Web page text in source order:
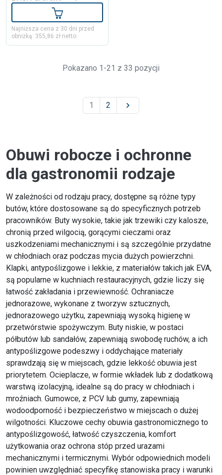
Dodaj do koszyka
Najniższa cena z 30 dni przed
obniżką: 355,86 zł netto
Pokazano 1-21 z 33 pozycji
1 2 
Obuwi robocze i ochronne
dla gastronomii rodzaje
W zależności od rodzaju pracy, dostępne są różne typy
butów, które dostosowane są do specyficznych potrzeb
pracowników. Buty wysokie, takie jak trzewiki czy kalosze,
chronią przed wilgocią, gorącymi cieczami oraz
uszkodzeniami mechanicznymi i są szczególnie przydatne
w chłodniach oraz podczas mycia dużych powierzchni.
Klapki, antypoślizgowe i lekkie, z materiałów takich jak EVA,
są popularne w kuchniach restauracyjnych, gdzie liczy się
łatwość zakładania i przewiewność. Ochraniacze
jednorazowe, wykonane z tworzyw sztucznych,
jednorazowego użytku, zapewniają wysoką higienę w
przetwórstwie spożywczym. Buty niskie, w postaci
półbutów lub sandałów, zapewniają swobodę ruchów, a ich
antypoślizgowe podeszwy i oddychające materiały
sprawdzają się w miejscach, gdzie lekkość obuwia jest
priorytetem. Ocieplacze, w formie wkładek lub z dodatkową
warstwą izolacyjną, idealne są do pracy w chłodniach i
mroźniach. Gumowce, z PCV lub gumy, zapewniają
wodoodporność i bezpieczeństwo w miejscach o dużej
wilgotności. Kluczowe cechy obuwia gastronomicznego to
antypoślizgowość, łatwość czyszczenia, komfort
użytkowania oraz ochrona stóp przed urazami
mechanicznymi i termicznymi. Wybór odpowiednich modeli
powinien uwzględniać specyfikę stanowiska pracy i warunki